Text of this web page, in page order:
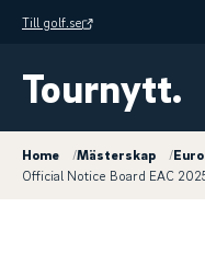
Till golf.se
Tournytt.
Home /Mästerskap /
Official Notice Board EAC